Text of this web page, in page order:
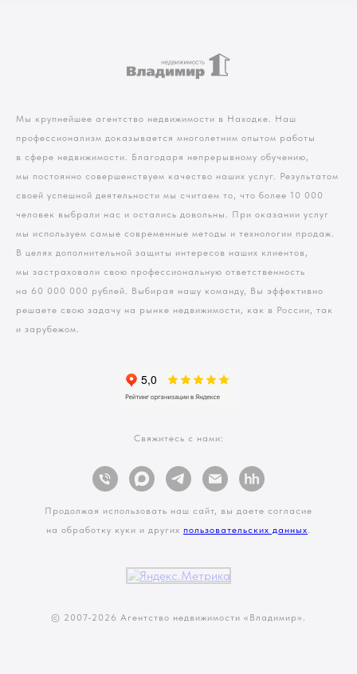
Мы крупнейшее агентство недвижимости в Находке. Наш
профессионализм доказывается многолетним опытом работы
в сфере недвижимости. Благодаря непрерывному обучению,
мы постоянно совершенствуем качество наших услуг. Результатом
своей успешной деятельности мы считаем то, что более 10 000
человек выбрали нас и остались довольны. При оказании услуг
мы используем самые современные методы и технологии продаж.
В целях дополнительной защиты интересов наших клиентов,
мы застраховали свою профессиональную ответственность
на 60 000 000 рублей. Выбирая нашу команду, Вы эффективно
решаете свою задачу на рынке недвижимости, как в России, так
и зарубежом.
Свяжитесь с нами:
Продолжая использовать наш сайт, вы даете согласие
на обработку куки и других пользовательских данных.
© 2007-2026 Агентство недвижимости «Владимир».